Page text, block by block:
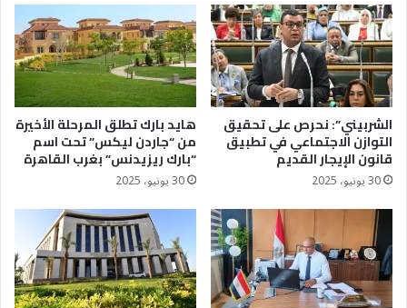
الشربيني”: نحرص على تحقيق
التوازن الاجتماعي في تطبيق
قانون الإيجار القديم
30 يونيو، 2025
هايد بارك تطلق المرحلة الأخيرة
من “جاردن ليكس” تحت اسم
“بارك ريزيدنس” بغرب القاهرة
30 يونيو، 2025